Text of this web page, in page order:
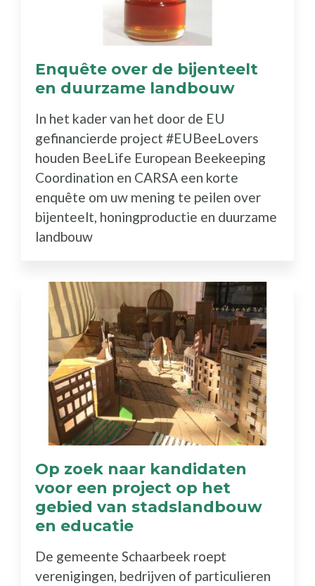
Enquête over de bijenteelt
en duurzame landbouw
In het kader van het door de EU
gefinancierde project #EUBeeLovers
houden BeeLife European Beekeeping
Coordination en CARSA een korte
enquête om uw mening te peilen over
bijenteelt, honingproductie en duurzame
landbouw
Op zoek naar kandidaten
voor een project op het
gebied van stadslandbouw
en educatie
De gemeente Schaarbeek roept
verenigingen, bedrijven of particulieren